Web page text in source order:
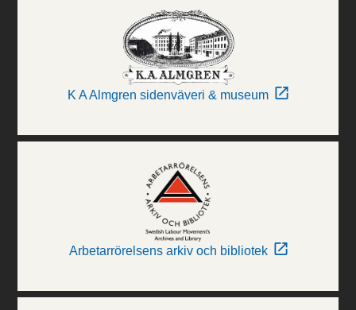
K A Almgren sidenväveri & museum
Arbetarrörelsens arkiv och bibliotek